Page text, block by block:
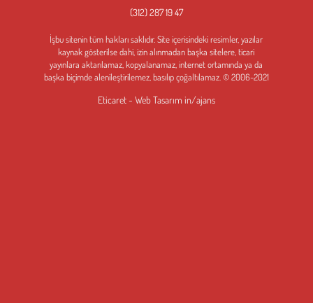
(312) 287 19 47
İşbu sitenin tüm hakları saklıdır. Site içerisindeki resimler, yazılar
kaynak gösterilse dahi, izin alınmadan başka sitelere, ticari
yayınlara aktarılamaz, kopyalanamaz, internet ortamında ya da
başka biçimde alenileştirilemez, basılıp çoğaltılamaz. © 2006-2021
Eticaret - Web Tasarım in/ajans